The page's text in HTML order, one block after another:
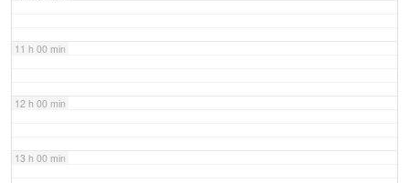
11 h 00 min
12 h 00 min
13 h 00 min